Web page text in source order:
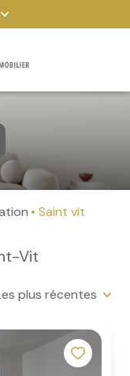
Saint vit
Vit
plus récentes